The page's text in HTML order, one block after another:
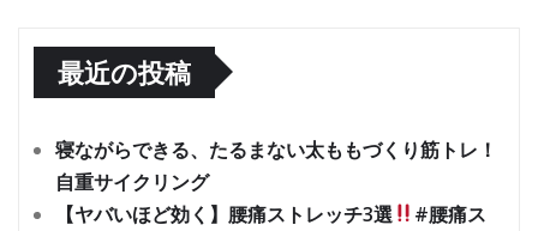
最近の投稿
寝ながらできる、たるまない太ももづくり筋トレ！
自重サイクリング
【ヤバいほど効く】腰痛ストレッチ3選
#腰痛ス